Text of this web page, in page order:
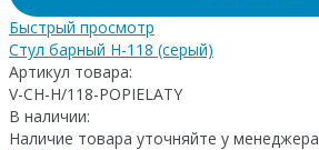
Быстрый просмотр
Стул барный H-118 (серый)
Артикул товара:
V-CH-H/118-POPIELATY
В наличии:
Наличие товара уточняйте у менеджера